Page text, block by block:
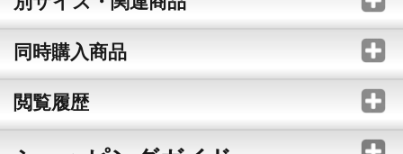
同時購入商品
閲覧履歴